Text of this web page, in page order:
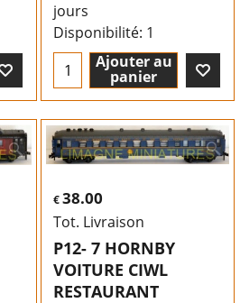
jours
Disponibilité: 1
Ajouter au
panier
€38.00
Tot. Livraison
P12- 7 HORNBY
VOITURE CIWL
RESTAURANT